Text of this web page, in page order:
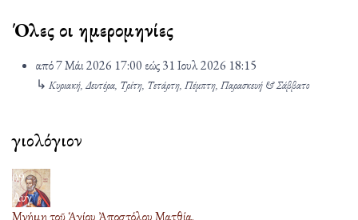
Όλες οι ημερομηνίες
από7 Μάι 2026 17:00 εώς31 Ιουλ 2026 18:15
↳ Κυριακή, Δευτέρα, Τρίτη, Τετάρτη, Πέμπτη, Παρασκευή & Σάββατο
Ἁγιολόγιον
09
Αυγ
Μνήμη τοῦ Ἁγίου Ἀποστόλου Ματθία.